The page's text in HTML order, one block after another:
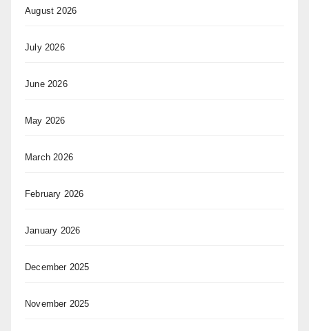
August 2026
July 2026
June 2026
May 2026
March 2026
February 2026
January 2026
December 2025
November 2025